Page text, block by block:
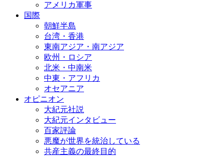
アメリカ軍事
国際
朝鮮半島
台湾・香港
東南アジア・南アジア
欧州・ロシア
北米・中南米
中東・アフリカ
オセアニア
オピニオン
大紀元社説
大紀元インタビュー
百家評論
悪魔が世界を統治している
共産主義の最終目的